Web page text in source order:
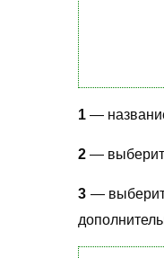
1 —
2 —
3 —